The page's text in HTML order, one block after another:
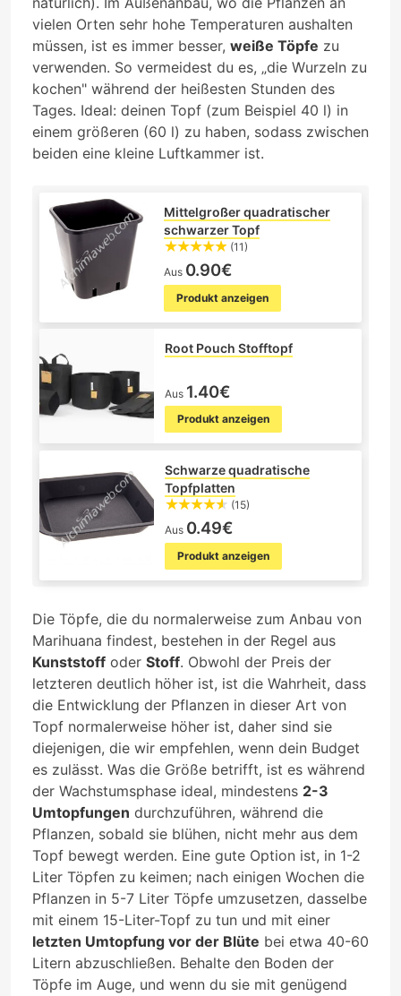
vielen Orten sehr hohe Temperaturen aushalten
müssen, ist es immer besser, weiße Töpfe zu
verwenden. So vermeidest du es, „die Wurzeln zu
kochen" während der heißesten Stunden des
Tages. Ideal: deinen Topf (zum Beispiel 40 l) in
einem größeren (60 l) zu haben, sodass zwischen
beiden eine kleine Luftkammer ist.
Mittelgroßer quadratischer
schwarzer Topf
(11)
Aus 0.90€
Produkt anzeigen
Root Pouch Stofftopf
Aus 1.40€
Produkt anzeigen
Schwarze quadratische
Topfplatten
(15)
Aus 0.49€
Produkt anzeigen
Die Töpfe, die du normalerweise zum Anbau von
Marihuana findest, bestehen in der Regel aus
Kunststoff oder Stoff. Obwohl der Preis der
letzteren deutlich höher ist, ist die Wahrheit, dass
die Entwicklung der Pflanzen in dieser Art von
Topf normalerweise höher ist, daher sind sie
diejenigen, die wir empfehlen, wenn dein Budget
es zulässt. Was die Größe betrifft, ist es während
der Wachstumsphase ideal, mindestens 2-3
Umtopfungen durchzuführen, während die
Pflanzen, sobald sie blühen, nicht mehr aus dem
Topf bewegt werden. Eine gute Option ist, in 1-2
Liter Töpfen zu keimen; nach einigen Wochen die
Pflanzen in 5-7 Liter Töpfe umzusetzen, dasselbe
mit einem 15-Liter-Topf zu tun und mit einer
letzten Umtopfung vor der Blüte bei etwa 40-60
Litern abzuschließen. Behalte den Boden der
Töpfe im Auge, und wenn du sie mit genügend